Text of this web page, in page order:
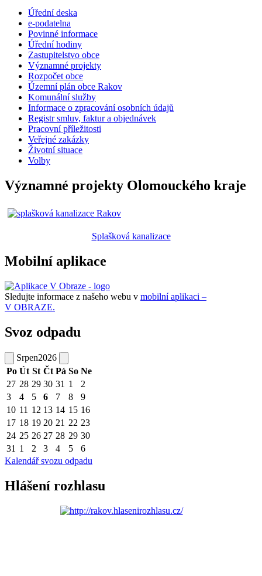
Úřední deska
e-podatelna
Povinné informace
Úřední hodiny
Zastupitelstvo obce
Významné projekty
Rozpočet obce
Územní plán obce Rakov
Komunální služby
Informace o zpracování osobních údajů
Registr smluv, faktur a objednávek
Pracovní příležitosti
Veřejné zakázky
Životní situace
Volby
Významné projekty Olomouckého kraje
Splašková kanalizace
Mobilní aplikace
Sledujte informace z našeho webu v mobilní aplikaci –
V OBRAZE.
Svoz odpadu
Srpen2026
Po Út St Čt Pá So Ne
27 28 29 30 31 1
2
3
4 5 6 7 8
9
10 11 12 13 14 15 16
17 18 19 20 21 22 23
24 25 26 27 28 29 30
31 1 2 3 4 5
6
Kalendář svozu odpadu
Hlášení rozhlasu